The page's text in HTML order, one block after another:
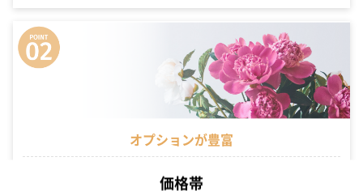
オプションが豊富
にデコレーションさせていただきます。ラッピングからお花の同梱、メ